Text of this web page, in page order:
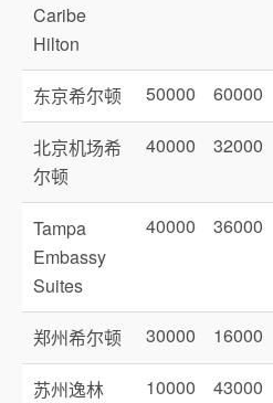
Caribe
Hilton
东京希尔顿 50000 60000
北京机场希
尔顿
40000 32000
Tampa
Embassy
Suites
40000 36000
郑州希尔顿 30000 16000
苏州逸林 10000 43000